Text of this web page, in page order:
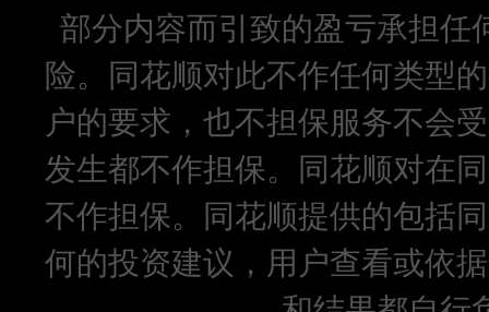
部分内容而引致的盈亏承担任
险。同花顺对此不作任何类型
户的要求，也不担保服务不会
发生都不作担保。同花顺对在
不作担保。同花顺提供的包括
何的投资建议，用户查看或依